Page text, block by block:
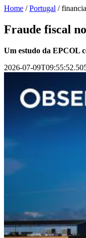
Home /Portugal /
Fraude fiscal
Um estudo da EPCOL
2026-07-